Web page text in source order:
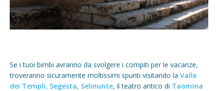
Se i tuoi bimbi avranno da svolgere i compiti per le vacanze,
troveranno sicuramente moltissimi spunti visitando la Valle
dei Templi, Segesta, Selinunte, il teatro antico di Taomina